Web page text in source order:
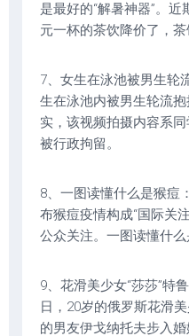
是最好的“解暑神器”。
元一杯的茶饮降价了，茶
7、女生在泳池被男生轮
生在泳池内被男生轮流
实，该视频拍摄内容系
被行政拘留。
8、一图读懂什么是猴痘
布猴痘疫情构成“国际关
公众关注。一图读懂什
9、花滑美少女“莎莎”特
日，20岁的俄罗斯花滑
的男友伊戈纳托夫步入婚